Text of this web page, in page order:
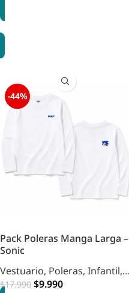
-44%
Pack Poleras Manga Larga –
Sonic
Vestuario, Poleras, Infantil,
Ropa,Infantil
$17.990 $9.990